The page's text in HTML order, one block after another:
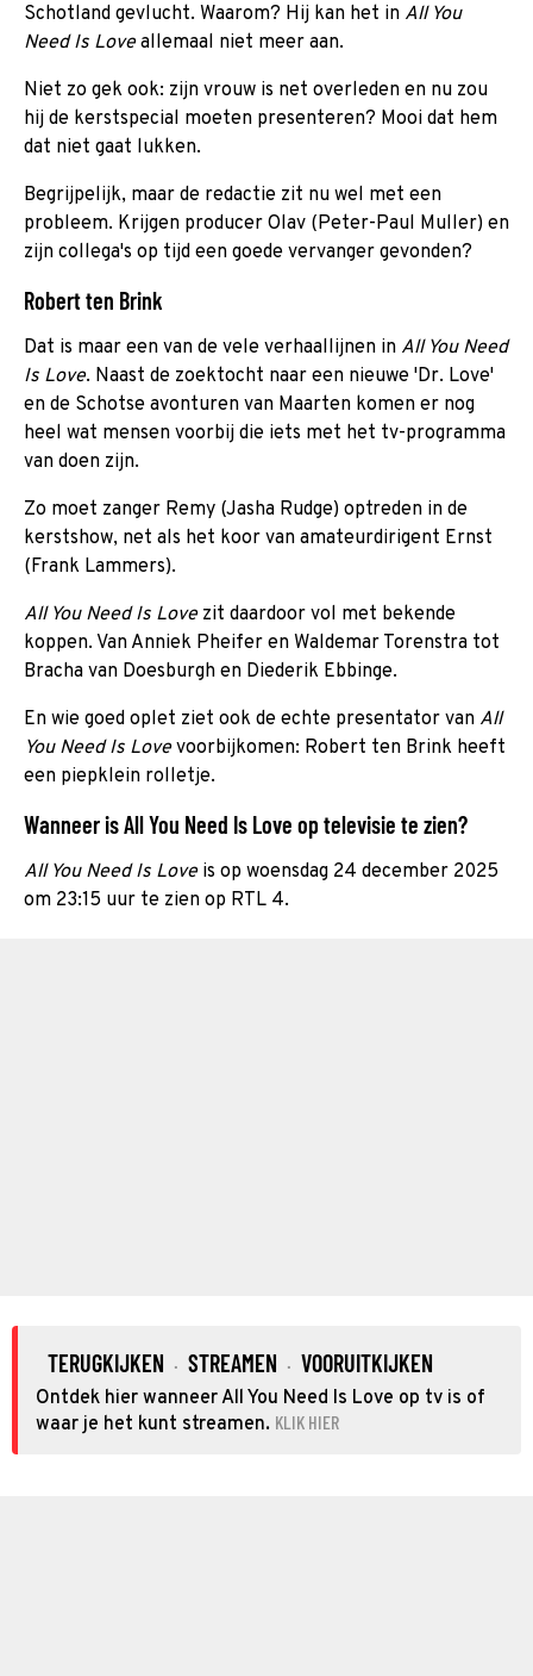
Schotland gevlucht. Waarom? Hij kan het in All You
Need Is Loveallemaal niet meer aan.
Niet zo gek ook: zijn vrouw is net overleden en nu zou
hij de kerstspecial moeten presenteren? Mooi dat hem
dat niet gaat lukken.
Begrijpelijk, maar de redactie zit nu wel met een
probleem. Krijgen producer Olav (Peter-Paul Muller) en
zijn collega's op tijd een goede vervanger gevonden?
Robert ten Brink
Dat is maar een van de vele verhaallijnen in All You Need
Is Love. Naast de zoektocht naar een nieuwe 'Dr. Love'
en de Schotse avonturen van Maarten komen er nog
heel wat mensen voorbij die iets met het tv-programma
van doen zijn.
Zo moet zanger Remy (Jasha Rudge) optreden in de
kerstshow, net als het koor van amateurdirigent Ernst
(Frank Lammers).
All You Need Is Love zit daardoor vol met bekende
koppen. Van Anniek Pheifer en Waldemar Torenstra tot
Bracha van Doesburgh en Diederik Ebbinge.
En wie goed oplet ziet ook de echte presentator van All
You Need Is Lovevoorbijkomen: Robert ten Brink heeft
een piepklein rolletje.
Wanneer is All You Need Is Love op televisie te zien?
All You Need Is Loveis op woensdag 24 december 2025
om 23:15 uur te zien op RTL 4.
TERUGKIJKEN · STREAMEN · VOORUITKIJKEN
Ontdek hier wanneer All You Need Is Love op tv is of
waar je het kunt streamen. KLIK HIER